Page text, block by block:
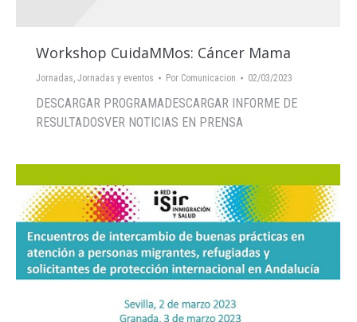
Workshop CuidaMMos: Cáncer Mama
Jornadas, Jornadas y eventos Por Comunicacion 02/03/2023
DESCARGAR PROGRAMADESCARGAR INFORME DE
RESULTADOSVER NOTICIAS EN PRENSA